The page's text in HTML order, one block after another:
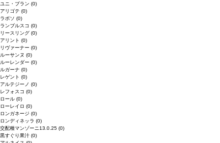
ユニ・ブラン (0)
アリゴテ (0)
ラボソ (0)
ランブルスコ (0)
リースリング (0)
アリント (0)
リヴァーナー (0)
ルーサンヌ (0)
ルーレンダー (0)
ルガーナ (0)
レゲント (0)
アルテジーノ (0)
レフォスコ (0)
ロール (0)
ローレイロ (0)
ロンガネージ (0)
ロンディネッラ (0)
交配種マンゾーニ13.0.25 (0)
黒すぐり果汁 (0)